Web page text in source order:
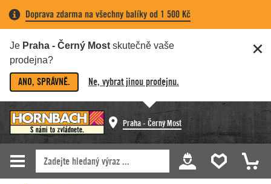
Doprava zdarma na všechny balíky od 1 500 Kč
Je Praha - Černý Most skutečně vaše
prodejna?
ANO, SPRÁVNĚ. Ne, vybrat jinou prodejnu.
Praha - Černý Most